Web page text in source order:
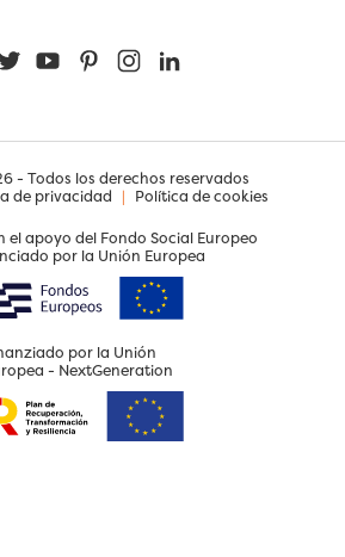
TwitterYouTubePinterestInstagram
- Todos los derechos reservados
de privacidad | Política de cookies
el apoyo del Fondo Social Europeo
por la Unión Europea
por la Unión
- NextGeneration